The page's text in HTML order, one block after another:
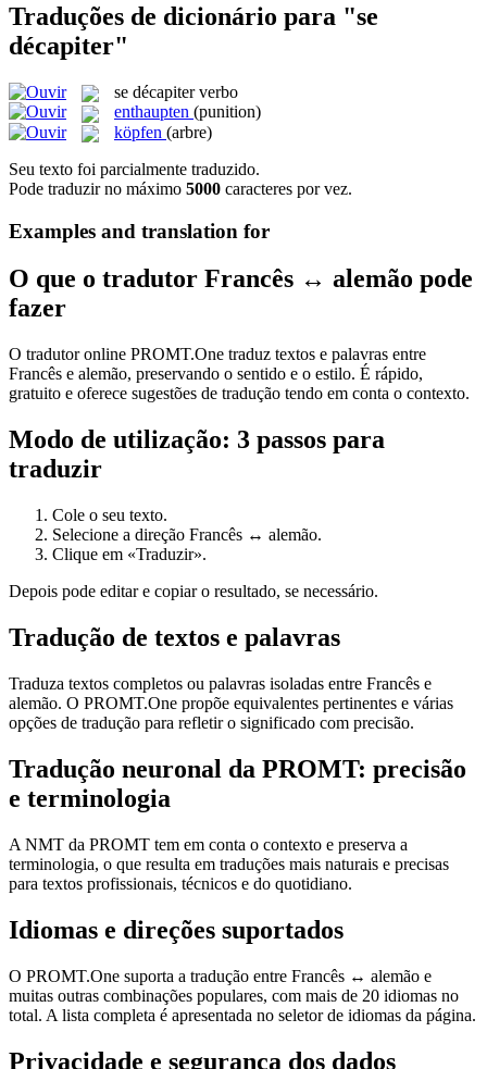
Traduções de dicionário para "se
décapiter"
se décapiter verbo
enthaupten (punition)
köpfen (arbre)
Seu texto foi parcialmente traduzido.
Pode traduzir no máximo 5000 caracteres por vez.
Examples and translation for
O que o tradutor Francês ↔ alemão pode
fazer
O tradutor online PROMT.One traduz textos e palavras entre
Francês e alemão, preservando o sentido e o estilo. É rápido,
gratuito e oferece sugestões de tradução tendo em conta o contexto.
Modo de utilização: 3 passos para
traduzir
Cole o seu texto.
Selecione a direção Francês ↔ alemão.
Clique em «Traduzir».
Depois pode editar e copiar o resultado, se necessário.
Tradução de textos e palavras
Traduza textos completos ou palavras isoladas entre Francês e
alemão. O PROMT.One propõe equivalentes pertinentes e várias
opções de tradução para refletir o significado com precisão.
Tradução neuronal da PROMT: precisão
e terminologia
A NMT da PROMT tem em conta o contexto e preserva a
terminologia, o que resulta em traduções mais naturais e precisas
para textos profissionais, técnicos e do quotidiano.
Idiomas e direções suportados
O PROMT.One suporta a tradução entre Francês ↔ alemão e
muitas outras combinações populares, com mais de 20 idiomas no
total. A lista completa é apresentada no seletor de idiomas da página.
Privacidade e segurança dos dados